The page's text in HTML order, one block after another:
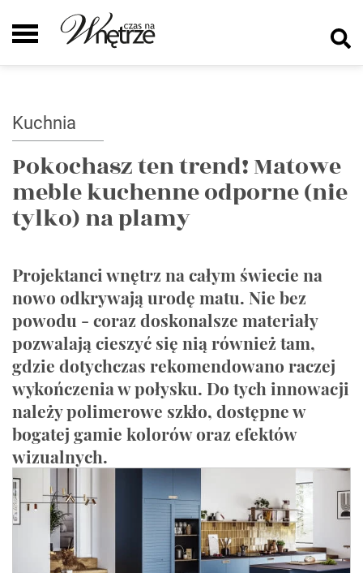
Kuchnia
Pokochasz ten trend! Matowe
meble kuchenne odporne (nie
tylko) na plamy
Projektanci wnętrz na całym świecie na
nowo odkrywają urodę matu. Nie bez
powodu - coraz doskonalsze materiały
pozwalają cieszyć się nią również tam,
gdzie dotychczas rekomendowano raczej
wykończenia w połysku. Do tych innowacji
należy polimerowe szkło, dostępne w
bogatej gamie kolorów oraz efektów
wizualnych.